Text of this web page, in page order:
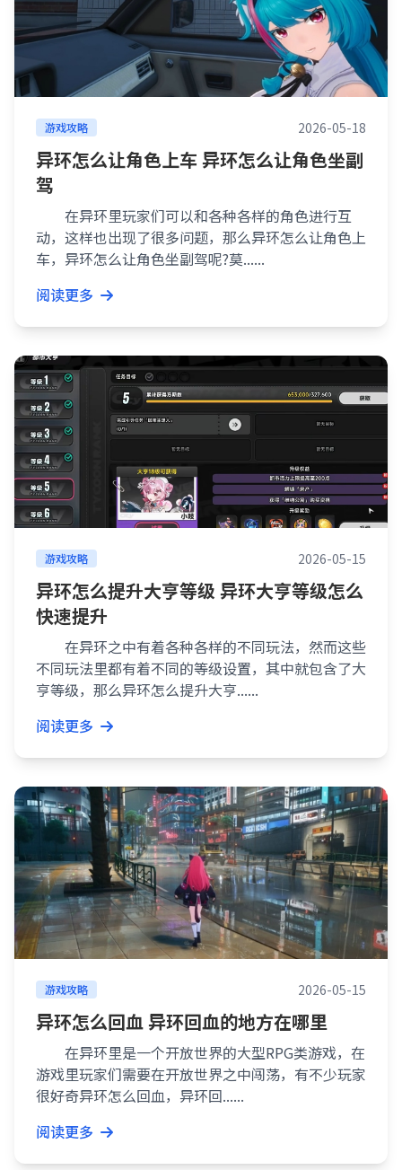
游戏攻略 2026-05-18
异环怎么让角色上车 异环怎么让角色坐副
驾
在异环里玩家们可以和各种各样的角色进行互
动，这样也出现了很多问题，那么异环怎么让角色上
车，异环怎么让角色坐副驾呢?莫......
阅读更多
游戏攻略 2026-05-15
异环怎么提升大亨等级 异环大亨等级怎么
快速提升
在异环之中有着各种各样的不同玩法，然而这些
不同玩法里都有着不同的等级设置，其中就包含了大
亨等级，那么异环怎么提升大亨......
阅读更多
游戏攻略 2026-05-15
异环怎么回血 异环回血的地方在哪里
在异环里是一个开放世界的大型RPG类游戏，在
游戏里玩家们需要在开放世界之中闯荡，有不少玩家
很好奇异环怎么回血，异环回......
阅读更多